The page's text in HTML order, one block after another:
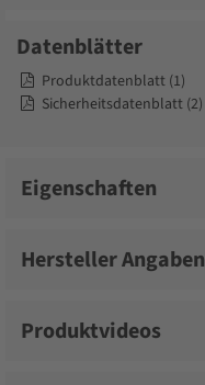
Datenblätter
Produktdatenblatt (1)
Sicherheitsdatenblatt (2)
Eigenschaften
Hersteller Angaben
Produktvideos